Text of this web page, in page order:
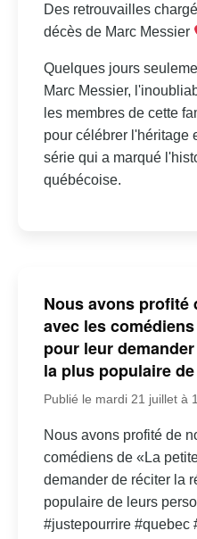
Des retrouvailles
décès de Marc Messier
Quelques jours
Marc Messier,
les membres de cette
pour célébrer l'héritage
série qui a marqué
québécoise.
Nous avons profité
avec les
pour leur
la plus populaire
Publié le mardi 21 juillet à
Nous avons profité de
comédiens de «La
demander de réciter la
populaire de leurs
#justepourrire #quebec